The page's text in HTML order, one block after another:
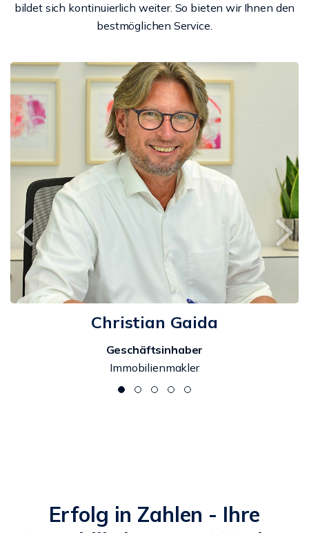
bildet sich kontinuierlich weiter. So bieten wir Ihnen den
bestmöglichen Service.
Christian Gaida
Geschäftsinhaber
Immobilienmakler
Erfolg in Zahlen - Ihre